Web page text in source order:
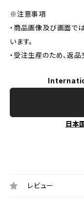
※注意事項
・商品画像及び画面で
います。
・受注生産のため、返
日本
レビュー